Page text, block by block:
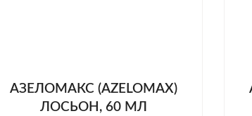
АЗЕЛОМАКС (AZELOMAX)
ЛОСЬОН, 60 МЛ